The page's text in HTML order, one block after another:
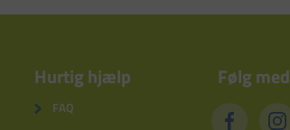
Hurtig hjælp
FAQ
Følg med